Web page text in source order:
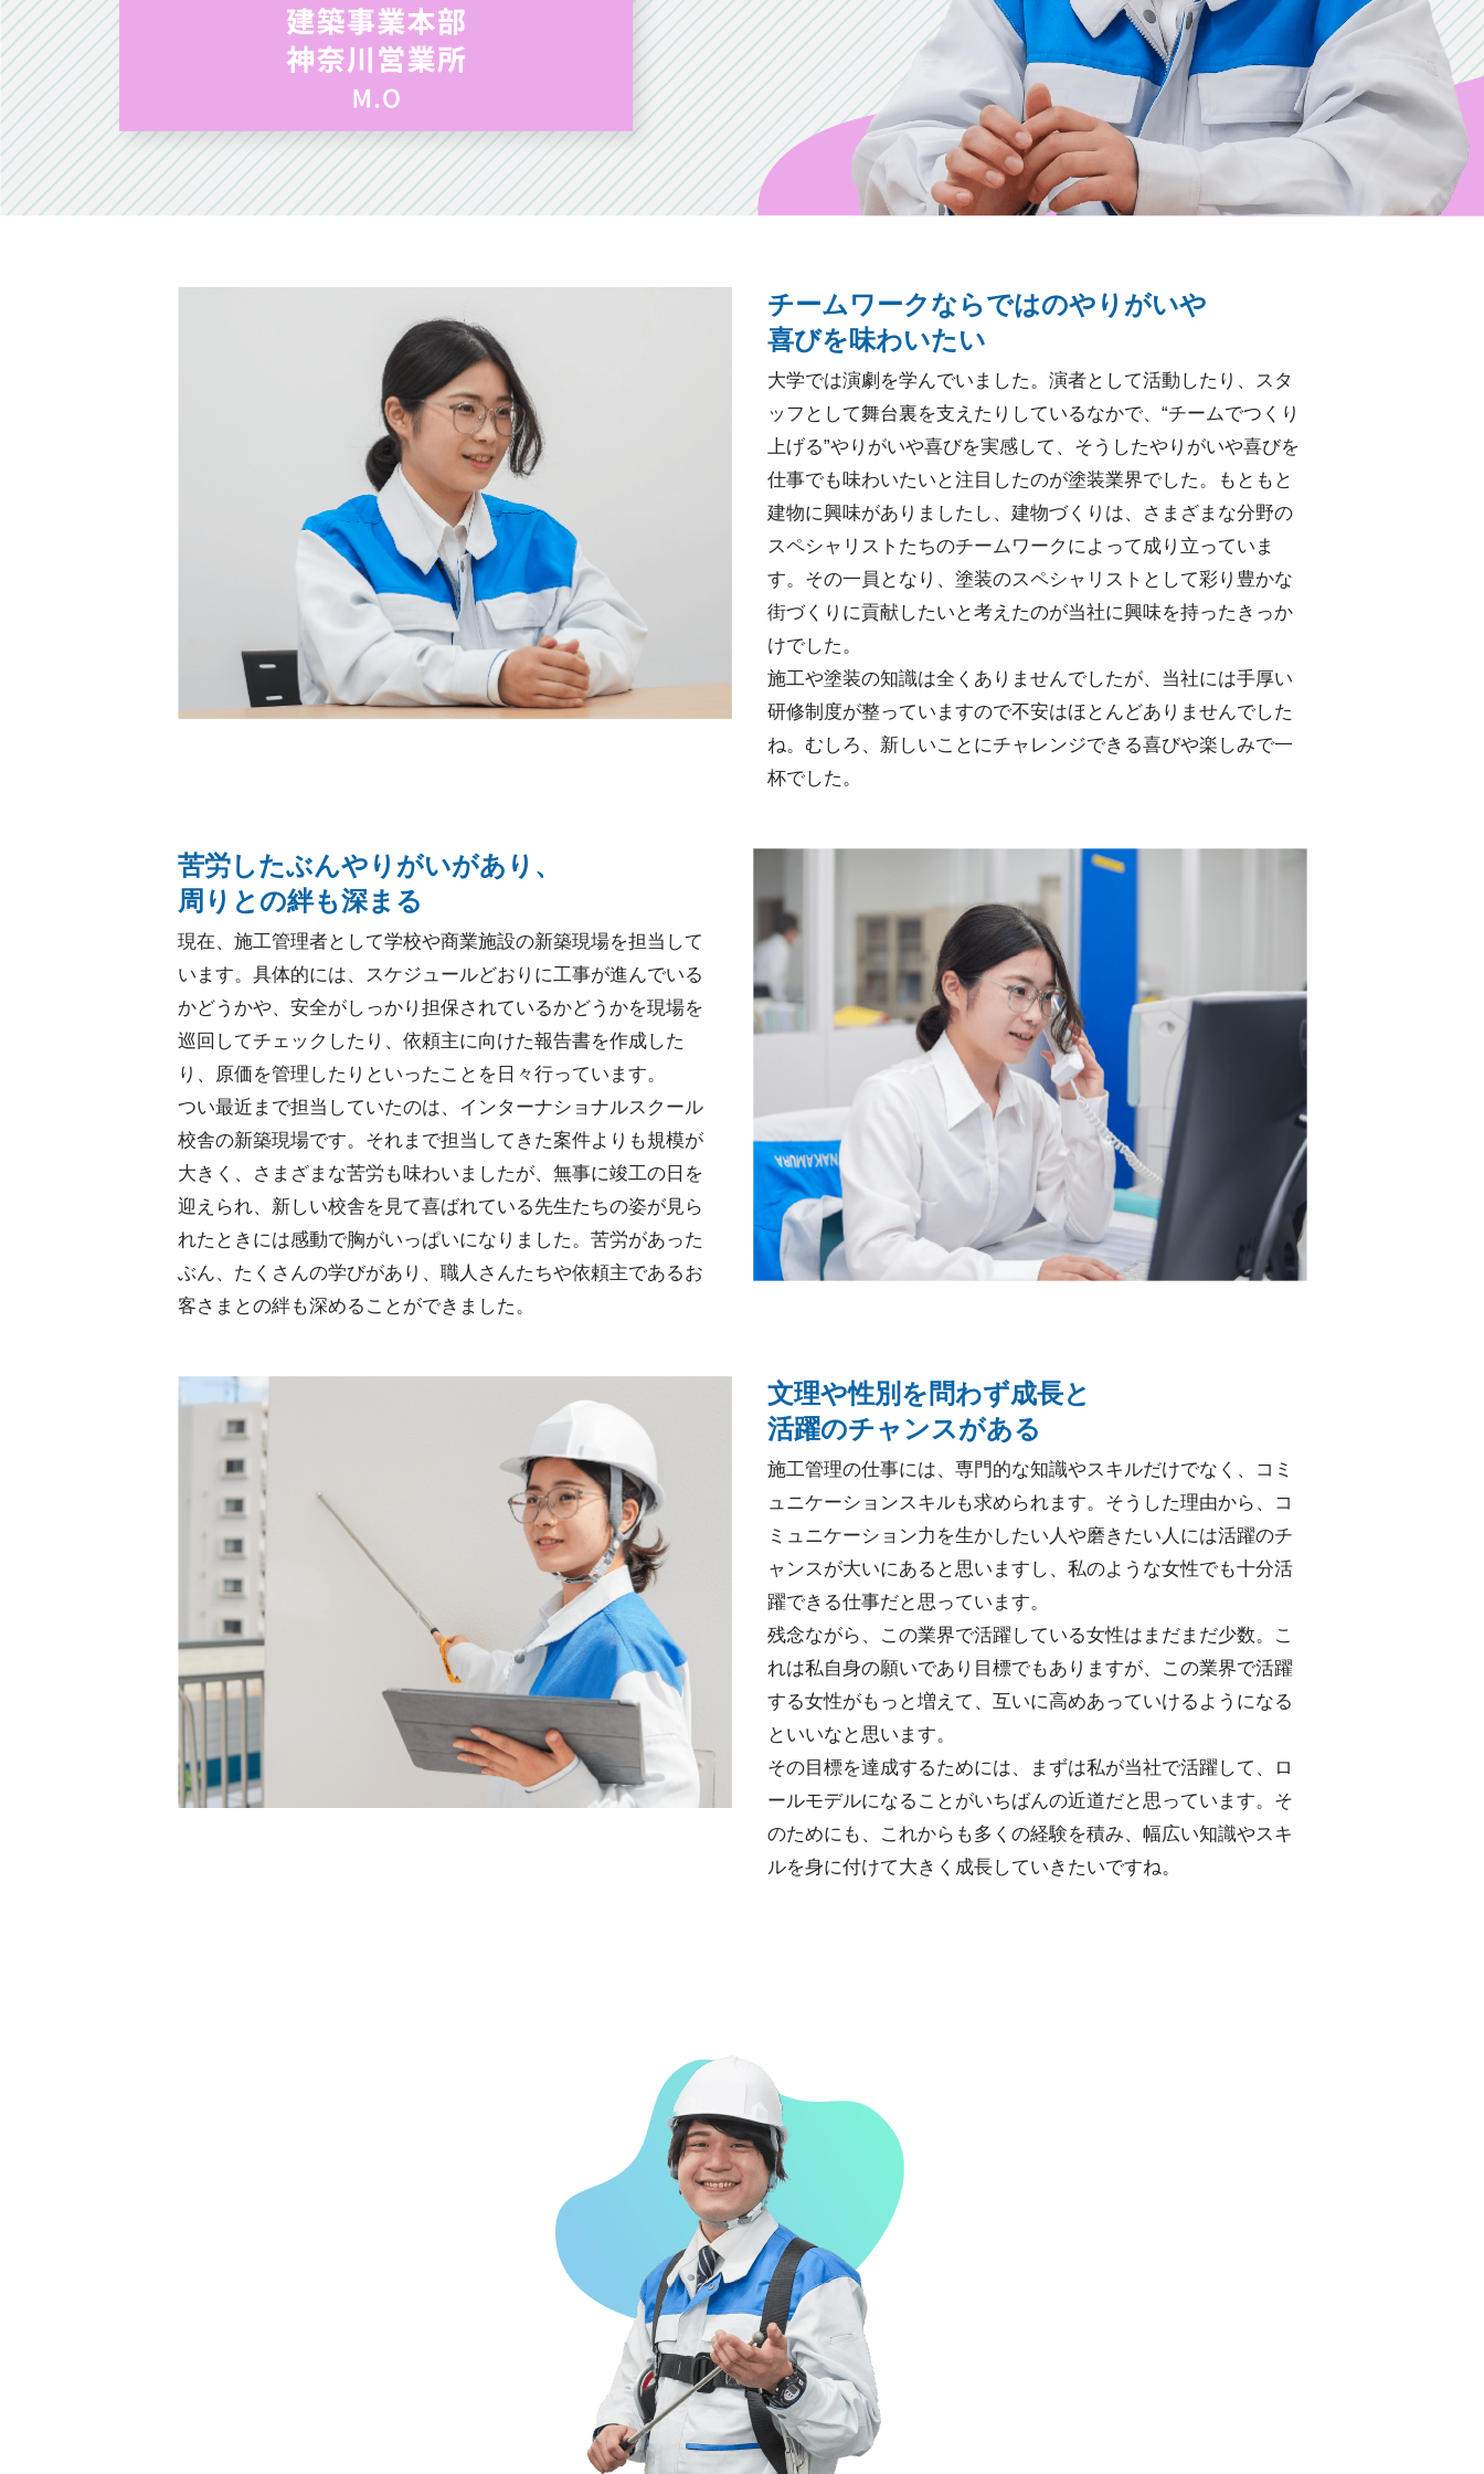
チームワークならではのやりがいや
喜びを味わいたい
大学では演劇を学んでいました。演者として活動したり、スタ
ッフとして舞台裏を支えたりしているなかで、“チームでつくり
上げる”やりがいや喜びを実感して、そうしたやりがいや喜びを
仕事でも味わいたいと注目したのが塗装業界でした。もともと
建物に興味がありましたし、建物づくりは、さまざまな分野の
スペシャリストたちのチームワークによって成り立っていま
す。その一員となり、塗装のスペシャリストとして彩り豊かな
街づくりに貢献したいと考えたのが当社に興味を持ったきっか
けでした。
施工や塗装の知識は全くありませんでしたが、当社には手厚い
研修制度が整っていますので不安はほとんどありませんでした
ね。むしろ、新しいことにチャレンジできる喜びや楽しみで一
杯でした。
苦労したぶんやりがいがあり、
周りとの絆も深まる
現在、施工管理者として学校や商業施設の新築現場を担当して
います。具体的には、スケジュールどおりに工事が進んでいる
かどうかや、安全がしっかり担保されているかどうかを現場を
巡回してチェックしたり、依頼主に向けた報告書を作成した
り、原価を管理したりといったことを日々行っています。
つい最近まで担当していたのは、インターナショナルスクール
校舎の新築現場です。それまで担当してきた案件よりも規模が
大きく、さまざまな苦労も味わいましたが、無事に竣工の日を
迎えられ、新しい校舎を見て喜ばれている先生たちの姿が見ら
れたときには感動で胸がいっぱいになりました。苦労があった
ぶん、たくさんの学びがあり、職人さんたちや依頼主であるお
客さまとの絆も深めることができました。
文理や性別を問わず成長と
活躍のチャンスがある
施工管理の仕事には、専門的な知識やスキルだけでなく、コミ
ュニケーションスキルも求められます。そうした理由から、コ
ミュニケーション力を生かしたい人や磨きたい人には活躍のチ
ャンスが大いにあると思いますし、私のような女性でも十分活
躍できる仕事だと思っています。
残念ながら、この業界で活躍している女性はまだまだ少数。こ
れは私自身の願いであり目標でもありますが、この業界で活躍
する女性がもっと増えて、互いに高めあっていけるようになる
といいなと思います。
その目標を達成するためには、まずは私が当社で活躍して、ロ
ールモデルになることがいちばんの近道だと思っています。そ
のためにも、これからも多くの経験を積み、幅広い知識やスキ
ルを身に付けて大きく成長していきたいですね。